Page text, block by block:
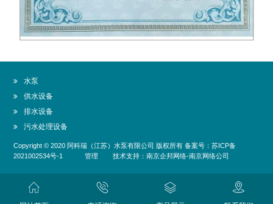
水泵
供水设备
排水设备
污水处理设备
Copyright © 2020阿科瑞（江苏）水泵有限公司 版权所有 备案号：苏ICP备
2021002534号-1
管理 技术支持：南京企邦网络-南京网络公司